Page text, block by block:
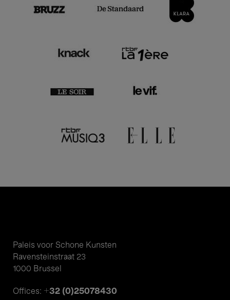
Paleis voor Schone Kunsten
Ravensteinstraat 23
1000 Brussel
Offices: +32 (0)25078430